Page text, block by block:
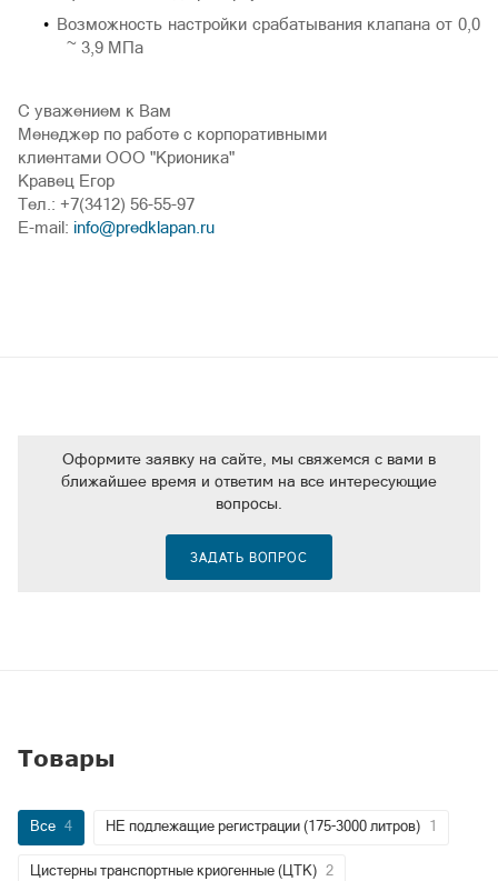
Возможность настройки срабатывания клапана от 0,0
~ 3,9 МПа
С уважением к Вам
Менеджер по работе с корпоративными
клиентами ООО "Крионика"
Кравец Егор
Тел.: +7(3412) 56-55-97
E-mail: info@predklapan.ru
Оформите заявку на сайте, мы свяжемся с вами в
ближайшее время и ответим на все интересующие
вопросы.
ЗАДАТЬ ВОПРОС
Товары
Все 4 НЕ подлежащие регистрации (175-3000 литров) 1
Цистерны транспортные криогенные (ЦТК) 2